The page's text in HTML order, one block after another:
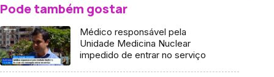
Pode também gostar
Médico responsável pela
Unidade Medicina Nuclear
impedido de entrar no serviço